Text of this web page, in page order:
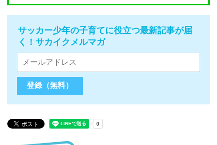
サッカー少年の子育てに役立つ最新記事が届
く！サカイクメルマガ